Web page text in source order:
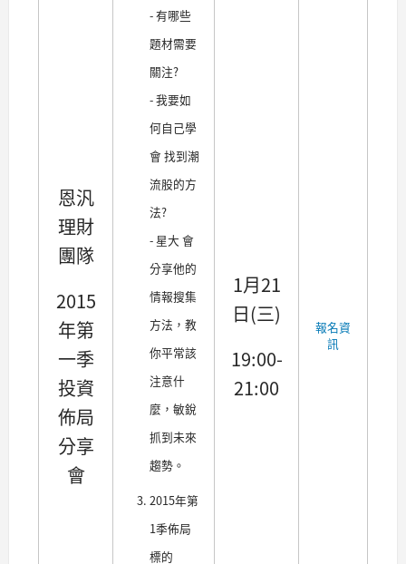
恩汎
理財
團隊
2015
年第
一季
投資
佈局
分享
會
- 有哪些
題材需要
關注?
- 我要如
何自己學
會 找到潮
流股的方
法?
- 星大 會
分享他的
情報搜集
方法，教
你平常該
注意什
麼，敏銳
抓到未來
趨勢。
2015年第
1季佈局
標的
1月21
日(三)
19:00-
21:00
報名資
訊